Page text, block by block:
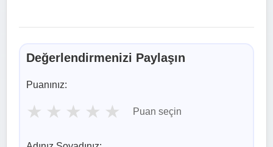
Değerlendirmenizi Paylaşın
Puanınız:
★ ★ ★ ★ ★ Puan seçin